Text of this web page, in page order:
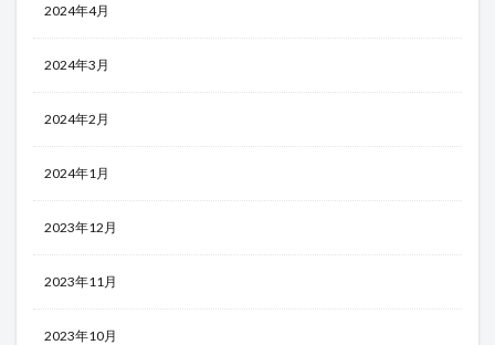
2024年4月
2024年3月
2024年2月
2024年1月
2023年12月
2023年11月
2023年10月